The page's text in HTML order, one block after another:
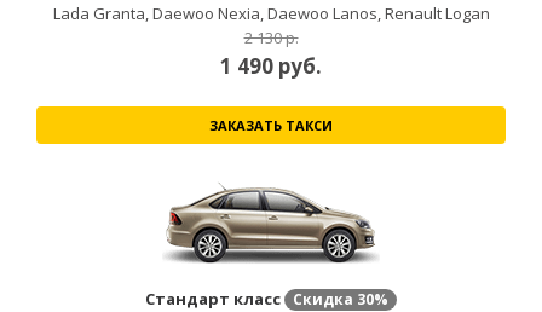
Lada Granta, Daewoo Nexia, Daewoo Lanos, Renault Logan
2 130 р.
1 490 руб.
ЗАКАЗАТЬ ТАКСИ
Стандарт класс Скидка 30%